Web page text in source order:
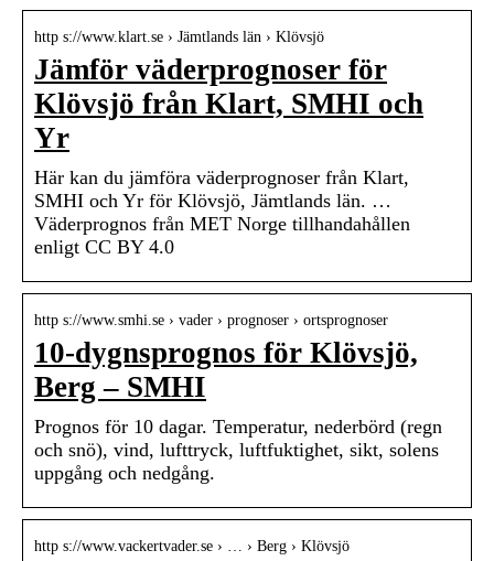
http s://www.klart.se › Jämtlands län › Klövsjö
Jämför väderprognoser för
Klövsjö från Klart, SMHI och
Yr
Här kan du jämföra väderprognoser från Klart,
SMHI och Yr för Klövsjö, Jämtlands län. …
Väderprognos från MET Norge tillhandahållen
enligt CC BY 4.0
http s://www.smhi.se › vader › prognoser › ortsprognoser
10-dygnsprognos för Klövsjö,
Berg – SMHI
Prognos för 10 dagar. Temperatur, nederbörd (regn
och snö), vind, lufttryck, luftfuktighet, sikt, solens
uppgång och nedgång.
http s://www.vackertvader.se › … › Berg › Klövsjö